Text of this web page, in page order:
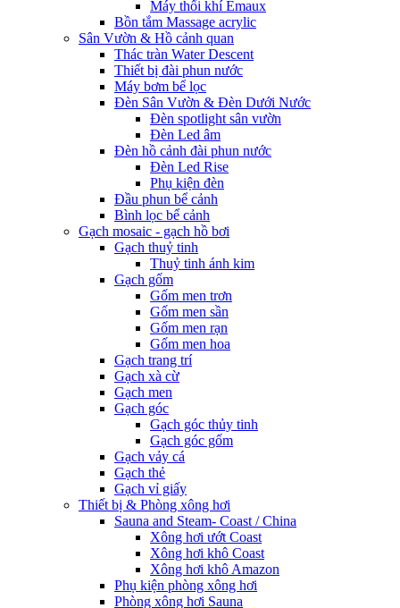
Máy thổi khí Emaux
Bồn tắm Massage acrylic
Sân Vườn & Hồ cảnh quan
Thác tràn Water Descent
Thiết bị đài phun nước
Máy bơm bể lọc
Đèn Sân Vườn & Đèn Dưới Nước
Đèn spotlight sân vườn
Đèn Led âm
Đèn hồ cảnh đài phun nước
Đèn Led Rise
Phụ kiện đèn
Đầu phun bể cảnh
Bình lọc bể cảnh
Gạch mosaic - gạch hồ bơi
Gạch thuỷ tinh
Thuỷ tinh ánh kim
Gạch gốm
Gốm men trơn
Gốm men sần
Gốm men rạn
Gốm men hoa
Gạch trang trí
Gạch xà cừ
Gạch men
Gạch góc
Gạch góc thủy tinh
Gạch góc gốm
Gạch vảy cá
Gạch thẻ
Gạch vỉ giấy
Thiết bị & Phòng xông hơi
Sauna and Steam- Coast / China
Xông hơi ướt Coast
Xông hơi khô Coast
Xông hơi khô Amazon
Phụ kiện phòng xông hơi
Phòng xông hơi Sauna